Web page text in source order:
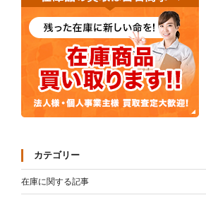
カテゴリー
在庫に関する記事